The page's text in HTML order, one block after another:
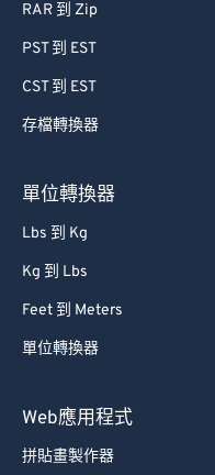
RAR 到 Zip
PST 到 EST
CST 到 EST
存檔轉換器
單位轉換器
Lbs 到 Kg
Kg 到 Lbs
Feet 到 Meters
單位轉換器
Web應用程式
拼貼畫製作器